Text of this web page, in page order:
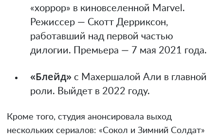
«хоррор» в киновселенной Marvel.
Режиссер — Скотт Дерриксон,
работавший над первой частью
дилогии. Премьера — 7 мая 2021 года.
«Блейд» с Махершалой Али в главной
роли. Выйдет в 2022 году.
Кроме того, студия анонсировала выход
нескольких сериалов: «Сокол и Зимний Солдат»